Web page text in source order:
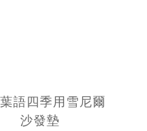
語四季用雪尼爾
沙發墊